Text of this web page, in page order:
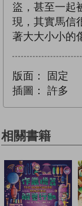
盜，甚至一起
現，其實馬信
著大大小小的
版面：
固定
插圖：
許多
相關書籍